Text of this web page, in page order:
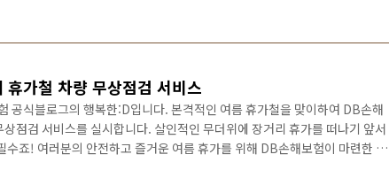
휴가철 차량 무상점검 서비스
공식블로그의 행복한:D입니다. 본격적인 여름 휴가철을 맞이하여 DB손해
점검 서비스를 실시합니다. 살인적인 무더위에 장거리 휴가를 떠나기 앞서
수죠! 여러분의 안전하고 즐거운 여름 휴가를 위해 DB손해보험이 마련한 하